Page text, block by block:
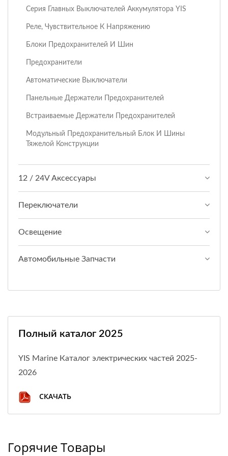
Серия Главных Выключателей Аккумулятора YIS
Реле, Чувствительное К Напряжению
Блоки Предохранителей И Шин
Предохранители
Автоматические Выключатели
Панельные Держатели Предохранителей
Встраиваемые Держатели Предохранителей
Модульный Предохранительный Блок И Шины
Тяжелой Конструкции
12 / 24V Аксессуары
Переключатели
Освещение
Автомобильные Запчасти
Полный каталог 2025
YIS Marine Каталог электрических частей 2025-
2026
СКАЧАТЬ
Горячие Товары